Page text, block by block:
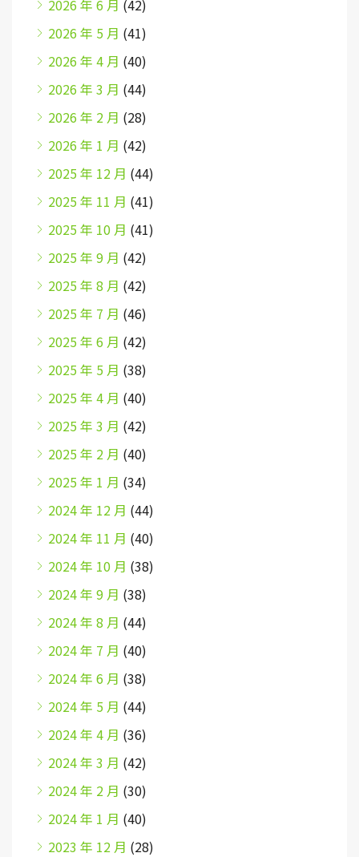
2026 年 6 月 (42)
2026 年 5 月 (41)
2026 年 4 月 (40)
2026 年 3 月 (44)
2026 年 2 月 (28)
2026 年 1 月 (42)
2025 年 12 月 (44)
2025 年 11 月 (41)
2025 年 10 月 (41)
2025 年 9 月 (42)
2025 年 8 月 (42)
2025 年 7 月 (46)
2025 年 6 月 (42)
2025 年 5 月 (38)
2025 年 4 月 (40)
2025 年 3 月 (42)
2025 年 2 月 (40)
2025 年 1 月 (34)
2024 年 12 月 (44)
2024 年 11 月 (40)
2024 年 10 月 (38)
2024 年 9 月 (38)
2024 年 8 月 (44)
2024 年 7 月 (40)
2024 年 6 月 (38)
2024 年 5 月 (44)
2024 年 4 月 (36)
2024 年 3 月 (42)
2024 年 2 月 (30)
2024 年 1 月 (40)
2023 年 12 月 (28)